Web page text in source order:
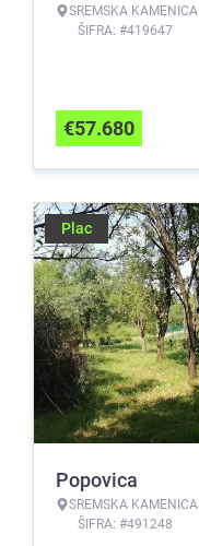
SREMSKA KAMENICA
ŠIFRA: #419647
€57.680
Plac
Popovica
SREMSKA KAMENICA
ŠIFRA: #491248